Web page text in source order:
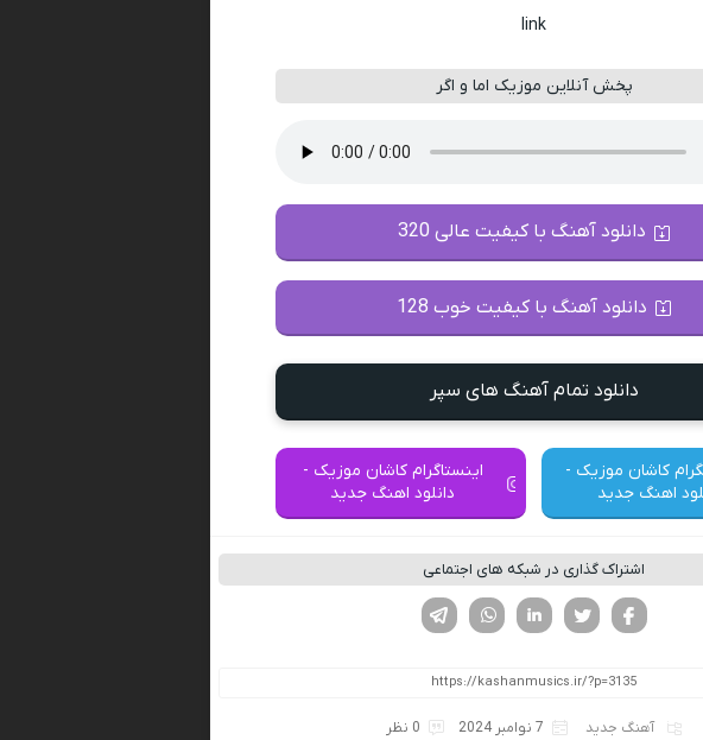
link
پخش آنلاین موزیک اما و اگر
دانلود آهنگ با کیفیت عالی 320
دانلود آهنگ با کیفیت خوب 128
دانلود تمام آهنگ های سپر
کاشان موزیک -
اهنگ جدید
اینستاگرام کاشان موزیک -
دانلود اهنگ جدید
اشتراک گذاری در شبکه های اجتماعی
لینکدین تویتر
فیسوک
آهنگ جدید 7 نوامبر 2024 0 نظر